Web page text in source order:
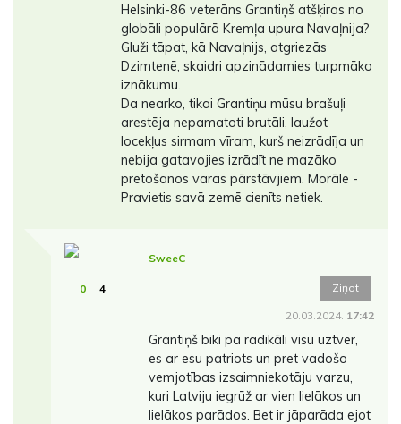
Helsinki-86 veterāns Grantiņš atšķiras no
globāli populārā Kremļa upura Navaļnija?
Gluži tāpat, kā Navaļnijs, atgriezās
Dzimtenē, skaidri apzinādamies turpmāko
iznākumu.
Da nearko, tikai Grantiņu mūsu brašuļi
arestēja nepamatoti brutāli, laužot
locekļus sirmam vīram, kurš neizrādīja un
nebija gatavojies izrādīt ne mazāko
pretošanos varas pārstāvjiem. Morāle -
Pravietis savā zemē cienīts netiek.
0 4
SweeC
Ziņot
20.03.2024. 17:42
Grantiņš biki pa radikāli visu uztver,
es ar esu patriots un pret vadošo
vemjotības izsaimniekotāju varzu,
kuri Latviju iegrūž ar vien lielākos un
lielākos parādos. Bet ir jāparāda ejot